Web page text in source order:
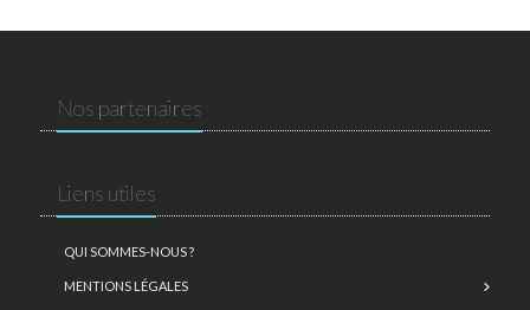
Nos partenaires
Liens utiles
QUI SOMMES-NOUS ?
MENTIONS LÉGALES